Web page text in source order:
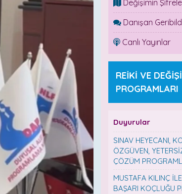
Değişimin
Danışan
Canlı Yayınlar
REİKİ VE
PROGRAMLARI
Duyurular
SINAV HEYECANI,
ÖZGÜVEN,
ÇÖZÜM
MUSTAFA KILINÇ
BAŞARI KOÇLUĞU